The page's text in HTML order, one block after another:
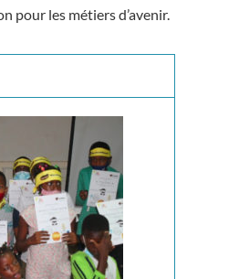
pour les métiers d’avenir.